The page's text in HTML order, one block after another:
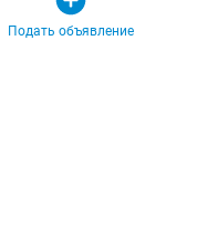
Подать объявление